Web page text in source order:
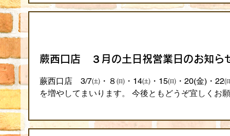
蕨西口店 ３月の土日祝営業日のお知ら
蕨西口店 3/7㈯・８㈰・14㈯・15㈰・20(金)・22
を増やしてまいります。 今後ともどうぞ宜しくお